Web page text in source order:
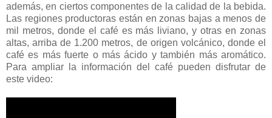
además, en ciertos componentes de la calidad de la bebida.
Las regiones productoras están en zonas bajas a menos de
mil metros, donde el café es más liviano, y otras en zonas
altas, arriba de 1.200 metros, de origen volcánico, donde el
café es más fuerte o más ácido y también más aromático.
Para ampliar la información del café pueden disfrutar de
este video: